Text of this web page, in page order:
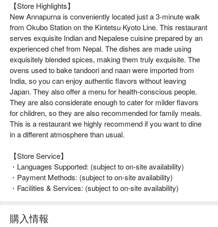
【Store Highlights】
New Annapurna is conveniently located just a 3-minute walk
from Okubo Station on the Kintetsu Kyoto Line. This restaurant
serves exquisite Indian and Nepalese cuisine prepared by an
experienced chef from Nepal. The dishes are made using
exquisitely blended spices, making them truly exquisite. The
ovens used to bake tandoori and naan were imported from
India, so you can enjoy authentic flavors without leaving
Japan. They also offer a menu for health-conscious people.
They are also considerate enough to cater for milder flavors
for children, so they are also recommended for family meals.
This is a restaurant we highly recommend if you want to dine
in a different atmosphere than usual.
【Store Service】
・Languages Supported: (subject to on-site availability)
・Payment Methods: (subject to on-site availability)
・Facilities & Services: (subject to on-site availability)
購入情報